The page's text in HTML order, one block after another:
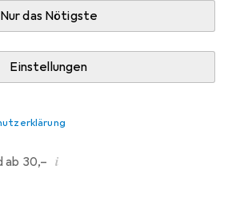
Nur das Nötigste
Einstellungen
für genaue Lieferzeit
In den Warenkorb
ab 30,– i